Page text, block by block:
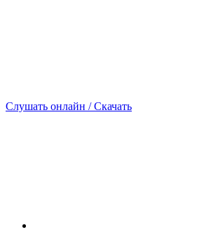
Слушать онлайн / Скачать